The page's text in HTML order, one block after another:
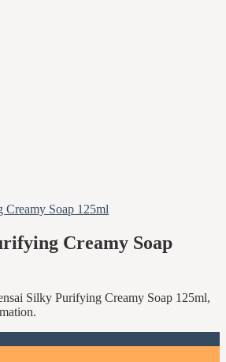
Creamy Soap
Silky Purifying Creamy Soap 125ml,